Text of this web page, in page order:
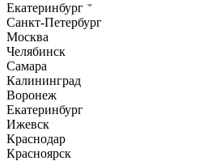
Екатеринбург
Санкт-Петербург
Москва
Челябинск
Самара
Калининград
Воронеж
Екатеринбург
Ижевск
Краснодар
Красноярск